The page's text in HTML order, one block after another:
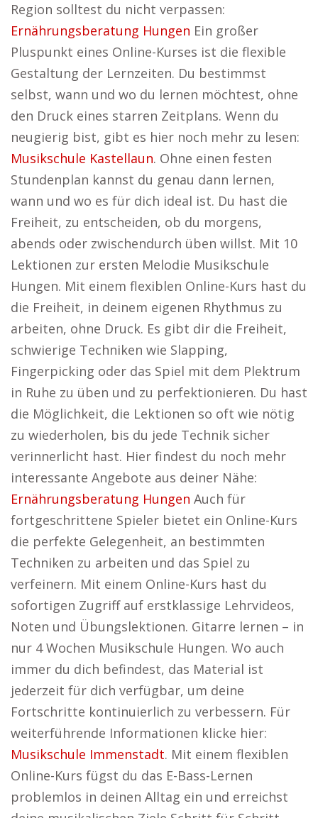
Region solltest du nicht verpassen:
Ernährungsberatung Hungen Ein großer
Pluspunkt eines Online-Kurses ist die flexible
Gestaltung der Lernzeiten. Du bestimmst
selbst, wann und wo du lernen möchtest, ohne
den Druck eines starren Zeitplans. Wenn du
neugierig bist, gibt es hier noch mehr zu lesen:
Musikschule Kastellaun. Ohne einen festen
Stundenplan kannst du genau dann lernen,
wann und wo es für dich ideal ist. Du hast die
Freiheit, zu entscheiden, ob du morgens,
abends oder zwischendurch üben willst. Mit 10
Lektionen zur ersten Melodie Musikschule
Hungen. Mit einem flexiblen Online-Kurs hast du
die Freiheit, in deinem eigenen Rhythmus zu
arbeiten, ohne Druck. Es gibt dir die Freiheit,
schwierige Techniken wie Slapping,
Fingerpicking oder das Spiel mit dem Plektrum
in Ruhe zu üben und zu perfektionieren. Du hast
die Möglichkeit, die Lektionen so oft wie nötig
zu wiederholen, bis du jede Technik sicher
verinnerlicht hast. Hier findest du noch mehr
interessante Angebote aus deiner Nähe:
Ernährungsberatung Hungen Auch für
fortgeschrittene Spieler bietet ein Online-Kurs
die perfekte Gelegenheit, an bestimmten
Techniken zu arbeiten und das Spiel zu
verfeinern. Mit einem Online-Kurs hast du
sofortigen Zugriff auf erstklassige Lehrvideos,
Noten und Übungslektionen. Gitarre lernen – in
nur 4 Wochen Musikschule Hungen. Wo auch
immer du dich befindest, das Material ist
jederzeit für dich verfügbar, um deine
Fortschritte kontinuierlich zu verbessern. Für
weiterführende Informationen klicke hier:
Musikschule Immenstadt. Mit einem flexiblen
Online-Kurs fügst du das E-Bass-Lernen
problemlos in deinen Alltag ein und erreichst